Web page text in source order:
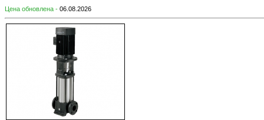
Цена обновлена - 06.08.2026